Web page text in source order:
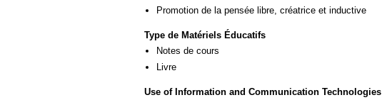
Promotion de la pensée libre, créatrice et inductive
Type de Matériels Éducatifs
Notes de cours
Livre
Use of Information and Communication Technologies